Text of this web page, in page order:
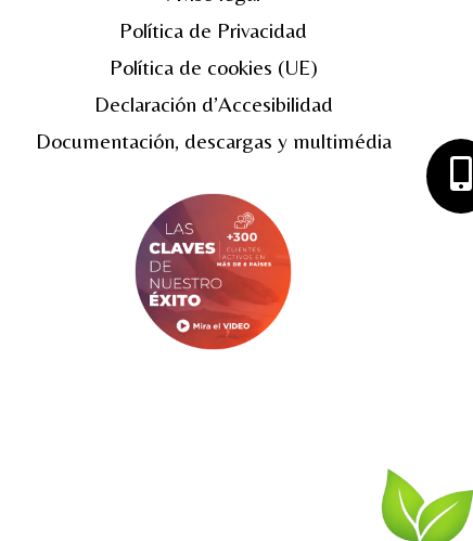
Política de Privacidad
Política de cookies (UE)
Declaración d’Accesibilidad
Documentación, descargas y multimédia